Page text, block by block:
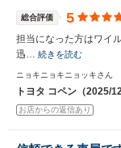
総合評価 5
担当になった方はワイ
迅… 続きを読む
ニョキニョキニョッキさん
トヨタ コペン（2025/
お店からの返信あり